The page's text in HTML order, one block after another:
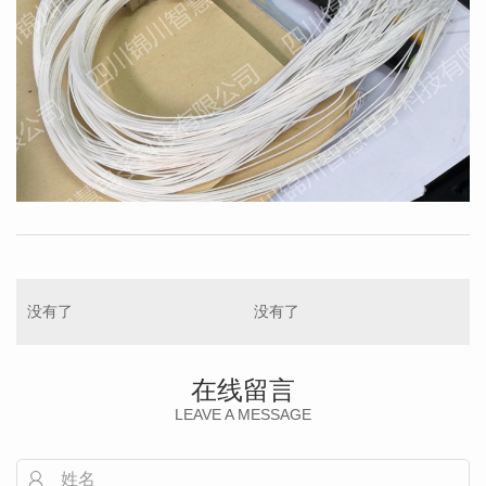
没有了 没有了
在线留言
LEAVE A MESSAGE